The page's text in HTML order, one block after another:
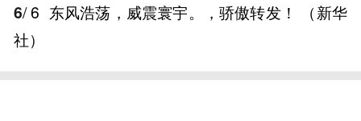
6/ 6 东风浩荡，威震寰宇。，骄傲转发！ ​（新华
社） ​